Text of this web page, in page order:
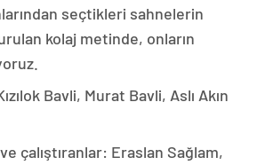
seçtikleri sahnelerin
kolaj metinde, onların
Bavli, Murat Bavli, Aslı Akın
çalıştıranlar: Eraslan Sağlam,